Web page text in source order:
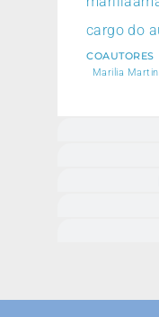
cargo do
COAUTORES
Marilia